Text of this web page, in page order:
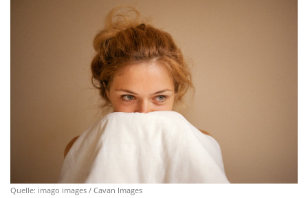
Quelle: imago images / Cavan Images